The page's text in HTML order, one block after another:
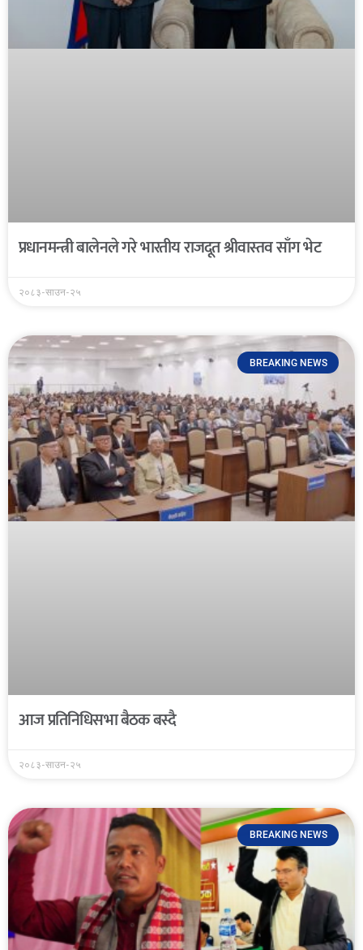
प्रधानमन्त्री बालेनले गरे भारतीय राजदूत श्रीवास्तव साँग भेट
२०८३-साउन-२५
BREAKING NEWS
आज प्रतिनिधिसभा बैठक बस्दै
२०८३-साउन-२५
BREAKING NEWS